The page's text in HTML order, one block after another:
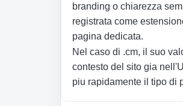
branding o chiarezza
registrata come
pagina dedicata.
Nel caso di .cm, il suo
contesto del sito gia
piu rapidamente il tipo di